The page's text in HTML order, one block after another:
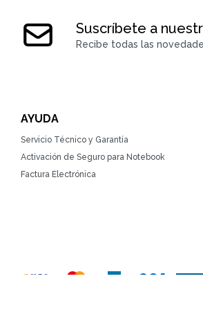
Suscríbete a
Recibe todas las
AYUDA
Servicio Técnico y Garantía
Activación de Seguro para Notebook
Factura Electrónica